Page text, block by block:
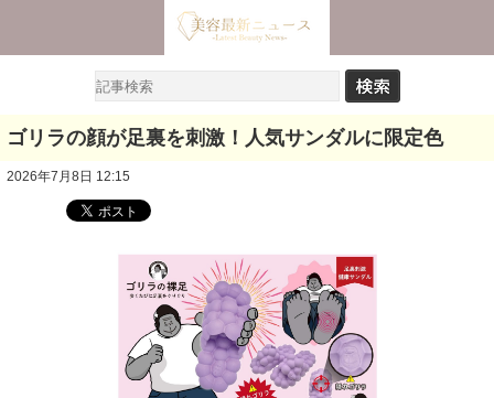
ゴリラの顔が足裏を刺激！人気サンダルに限定色
2026年7月8日 12:15